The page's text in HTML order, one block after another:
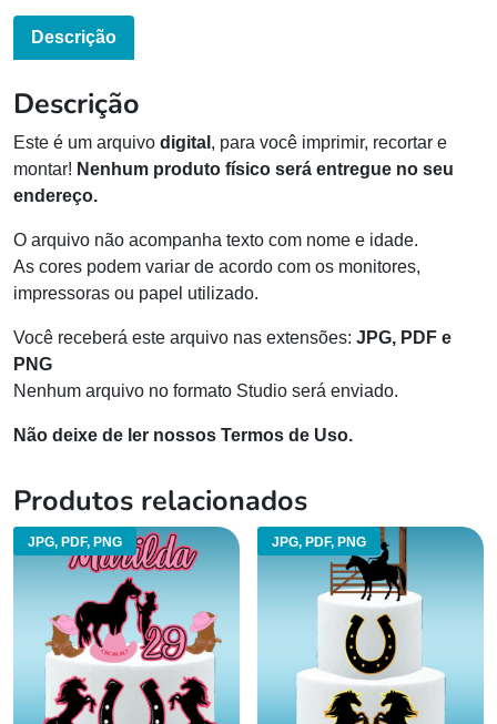
Descrição
Descrição
Este é um arquivo digital , para você imprimir, recortar e
montar! Nenhum produto físico será entregue no seu
endereço.
O arquivo não acompanha texto com nome e idade.
As cores podem variar de acordo com os monitores,
impressoras ou papel utilizado.
Você receberá este arquivo nas extensões: JPG, PDF e
PNG
Nenhum arquivo no formato Studio será enviado.
Não deixe de ler nossos Termos de Uso.
Produtos relacionados
JPG, PDF, PNG JPG, PDF, PNG